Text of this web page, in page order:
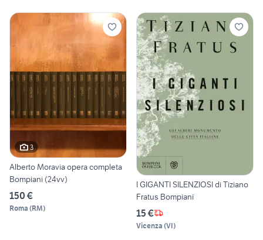
3
Alberto Moravia opera completa
Bompiani (24vv)
150 €
Roma (RM)
I GIGANTI SILENZIOSI di Tiziano
Fratus Bompiani
15 €
Vicenza (VI)